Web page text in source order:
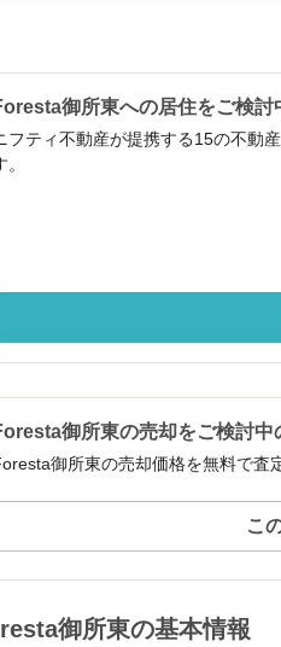
御所東への居住をご検討
フティ不動産が提携する15の不動
。
御所東の売却をご検討中
御所東の売却価格を無料で査
こ
御所東の基本情報